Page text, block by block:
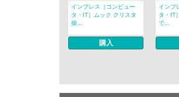
インプレス［コンピュー
タ・IT］ムック クリスタ
操...
購入
インプ
タ・IT
で...